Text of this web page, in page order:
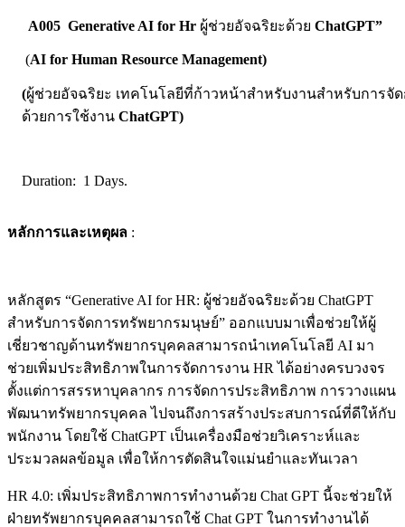
A005 Generative AI for Hr ผู้ช่วยอัจฉริยะด้วย ChatGPT”
(AI for Human Resource Management)
(ผู้ช่วยอัจฉริยะ เทคโนโลยีที่ก้าวหน้าสำหรับงานสำหรับการ
ด้วยการใช้งาน ChatGPT)
Duration: 1 Days.
หลักการและเหตุผล :
หลักสูตร “Generative AI for HR: ผู้ช่วยอัจฉริยะด้วย ChatGPT
สำหรับการจัดการทรัพยากรมนุษย์” ออกแบบมาเพื่อช่วยให้ผู้
เชี่ยวชาญด้านทรัพยากรบุคคลสามารถนำเทคโนโลยี AI มา
ช่วยเพิ่มประสิทธิภาพในการจัดการงาน HR ได้อย่างครบวงจร
ตั้งแต่การสรรหาบุคลากร การจัดการประสิทธิภาพ การวางแผน
พัฒนาทรัพยากรบุคคล ไปจนถึงการสร้างประสบการณ์ที่ดีให้กับ
พนักงาน โดยใช้ ChatGPT เป็นเครื่องมือช่วยวิเคราะห์และ
ประมวลผลข้อมูล เพื่อให้การตัดสินใจแม่นยำและทันเวลา
HR 4.0: เพิ่มประสิทธิภาพการทำงานด้วย Chat GPT นี้จะช่วยให้
ฝ่ายทรัพยากรบุคคลสามารถใช้ Chat GPT ในการทำงานได้